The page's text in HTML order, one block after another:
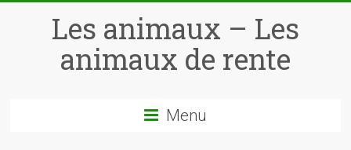
Les animaux – Les
animaux de rente
Menu